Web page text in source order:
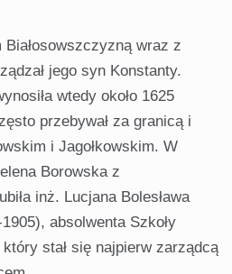
wraz z
jego syn Konstanty.
wtedy około 1625
przebywał za granicą i
i Jagołkowskim. W
Borowska z
inż. Lucjana Bolesława
absolwenta Szkoły
stał się najpierw zarządcą